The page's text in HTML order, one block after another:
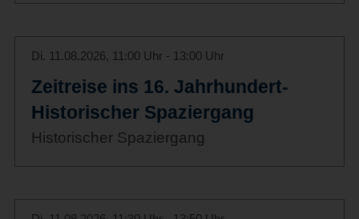
Di. 11.08.2026, 11:00 Uhr - 13:00 Uhr
Zeitreise ins 16. Jahrhundert-
Historischer Spaziergang
Historischer Spaziergang